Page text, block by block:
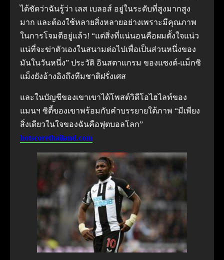
ได้ชัดว่าฉันรู้ว่า เลส เบลอส์ อยู่ในระดับที่สูงมากสูง
มาก และต้องใช้หลายสิ่งหลายอย่างเพราะมีคุณภาพ
ในการโจมตีอยู่แล้ว! “แต่สิ่งที่แน่นอนคือผมตั้งใจแน่ว
แน่ที่จะฆ่าตัวเองในสนามต่อไปเพื่อเป็นส่วนหนึ่งของ
มันในวันหนึ่ง” ประวัติ อินสตาแกรม ของแซงต์-แม็กซิ
แม็งยังอ้างอิงถึงทีมชาติฝรั่งเศส
และในบัญชีของเขาเขาได้โพสต์วิดีโอไฮไลท์ของ
แมนฯ ซิตี้ของเขาพร้อมกับคําบรรยายใต้ภาพ “มีเพียง
สิ่งเดียวในใจของฉันคือฟุตบอลโลก”
hotscorethailand.com